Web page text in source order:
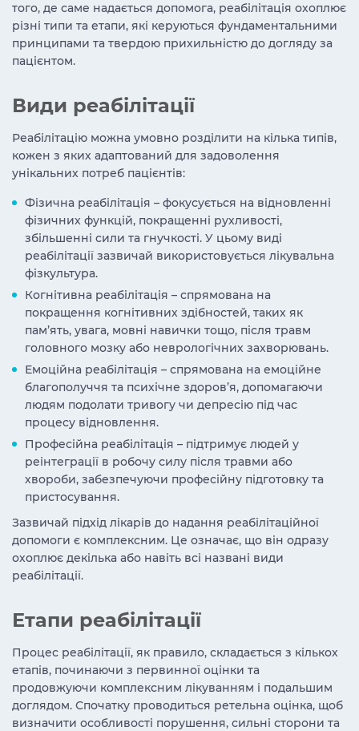
того, де саме надається допомога, реабілітація охоплює
різні типи та етапи, які керуються фундаментальними
принципами та твердою прихильністю до догляду за
пацієнтом.
Види реабілітації
Реабілітацію можна умовно розділити на кілька типів,
кожен з яких адаптований для задоволення
унікальних потреб пацієнтів:
Фізична реабілітація – фокусується на відновленні
фізичних функцій, покращенні рухливості,
збільшенні сили та гнучкості. У цьому виді
реабілітації зазвичай використовується лікувальна
фізкультура.
Когнітивна реабілітація – спрямована на
покращення когнітивних здібностей, таких як
пам’ять, увага, мовні навички тощо, після травм
головного мозку або неврологічних захворювань.
Емоційна реабілітація – спрямована на емоційне
благополуччя та психічне здоров’я, допомагаючи
людям подолати тривогу чи депресію під час
процесу відновлення.
Професійна реабілітація – підтримує людей у
реінтеграції в робочу силу після травми або
хвороби, забезпечуючи професійну підготовку та
пристосування.
Зазвичай підхід лікарів до надання реабілітаційної
допомоги є комплексним. Це означає, що він одразу
охоплює декілька або навіть всі названі види
реабілітації.
Етапи реабілітації
Процес реабілітації, як правило, складається з кількох
етапів, починаючи з первинної оцінки та
продовжуючи комплексним лікуванням і подальшим
доглядом. Спочатку проводиться ретельна оцінка, щоб
визначити особливості порушення, сильні сторони та